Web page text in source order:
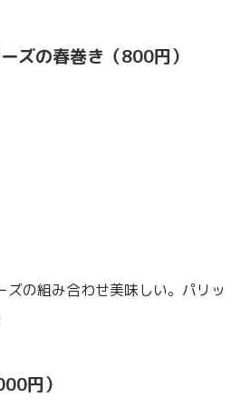
ズの春巻き（800円）
ズの組み合わせ美味しい。パリッ
円）